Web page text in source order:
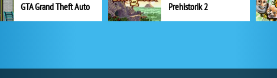
GTA Grand Theft Auto Prehistorik 2